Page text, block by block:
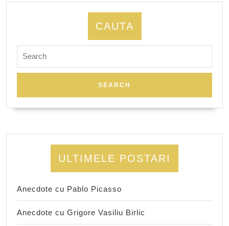
CAUTA
for:
ULTIMELE POSTARI
Anecdote cu Pablo Picasso
Anecdote cu Grigore Vasiliu Birlic